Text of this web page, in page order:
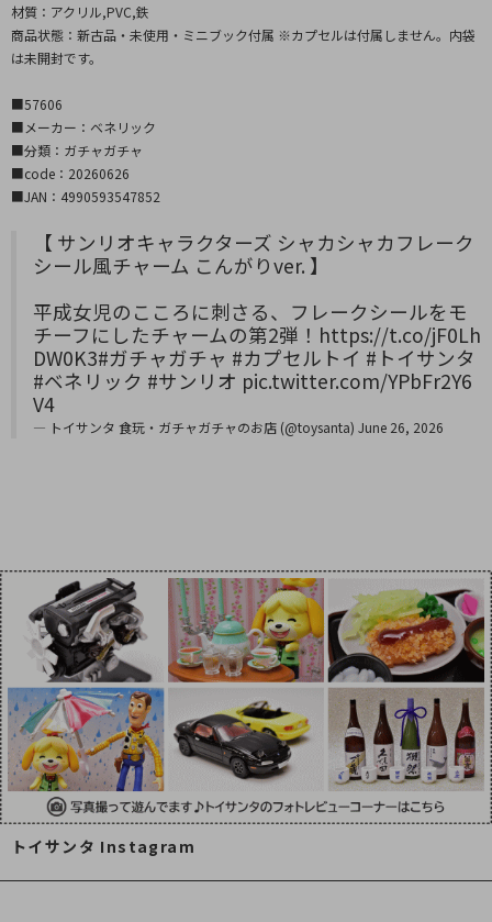
材質：アクリル,PVC,鉄
商品状態：新古品・未使用・ミニブック付属 ※カプセルは付属しません。内袋
は未開封です。
■57606
■メーカー：ベネリック
■分類：ガチャガチャ
■code：20260626
■JAN：4990593547852
【 サンリオキャラクターズ シャカシャカフレーク
シール風チャーム こんがりver. 】
平成女児のこころに刺さる、フレークシールをモ
チーフにしたチャームの第2弾！ https://t.co/jF0Lh
DW0K3#ガチャガチャ #カプセルトイ #トイサンタ
#ベネリック #サンリオ pic.twitter.com/YPbFr2Y6
V4
— トイサンタ 食玩・ガチャガチャのお店 (@toysanta) June 26, 2026
トイサンタ Instagram